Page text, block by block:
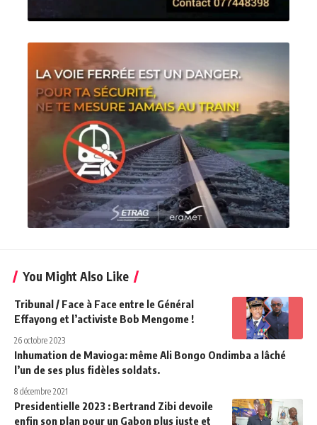
You Might Also Like
Tribunal / Face à Face entre le Général
Effayong et l’activiste Bob Mengome !
26 octobre 2023
Inhumation de Mavioga: même Ali Bongo Ondimba a lâché
l’un de ses plus fidèles soldats.
8 décembre 2021
Presidentielle 2023 : Bertrand Zibi devoile
enfin son plan pour un Gabon plus juste et